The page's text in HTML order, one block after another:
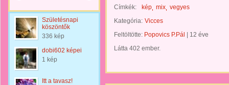
Születésnapi
köszöntők
336 kép
dobi602 képei
1 kép
Itt a tavasz!
Címkék: kép mix vegyes
Kategória: Vicces
Feltöltötte: Popovics P.Pál
12 éve
Látta 402 ember.